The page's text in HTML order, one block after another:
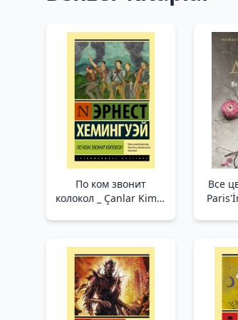
По ком звонит
колокол _ Çanlar Kimin
Все